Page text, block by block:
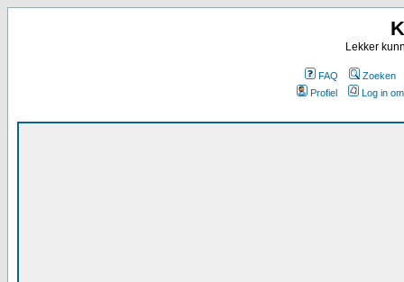
Lekker
FAQ
Zoeken
Profiel
Log in